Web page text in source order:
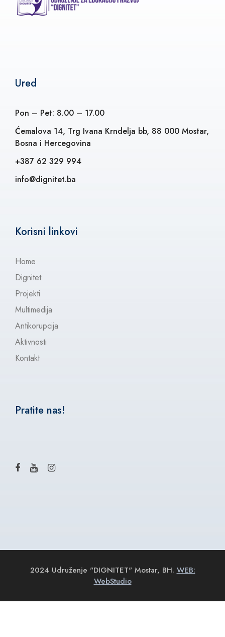
Ured
Pon – Pet: 8.00 – 17.00
Ćemalova 14, Trg Ivana Krndelja bb, 88 000 Mostar,
Bosna i Hercegovina
+387 62 329 994
info@dignitet.ba
Korisni linkovi
Home
Dignitet
Projekti
Multimedija
Antikorupcija
Aktivnosti
Kontakt
Pratite nas!
2024 Udruženje "DIGNITET" Mostar, BH. WEB:
WebStudio